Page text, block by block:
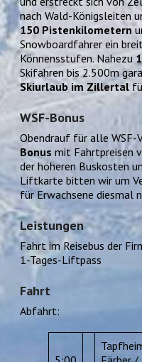
nach Wald-Königsleiten
150 Pistenkilometern
Snowboardfahrer ein
Könnensstufen. Nahezu
Skifahren bis 2.500m
Skiurlaub im Zillertal
WSF-Bonus
Obendrauf für alle WSF-
Bonus mit Fahrtpreisen
der höheren Buskosten
Liftkarte bitten wir um
für Erwachsene diesmal
Leistungen
Fahrt im Reisebus der
1-Tages-Liftpass
Fahrt
Abfahrt: